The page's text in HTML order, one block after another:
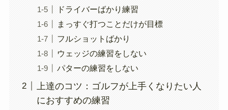
ドライバーばかり練習
まっすぐ打つことだけが目標
フルショットばかり
ウェッジの練習をしない
パターの練習をしない
上達のコツ：ゴルフが上手くなりたい人
におすすめの練習